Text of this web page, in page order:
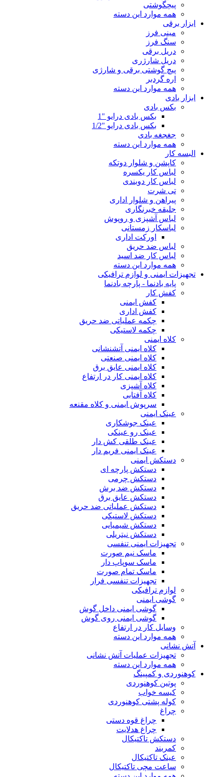
پیچگوشتی
همه موارد این دسته
ابزار برقی
مینی فرز
سنگ فرز
دریل برقی
دریل شارژری
پیچ گوشتی برقی و شارژی
اره گردبر
همه موارد این دسته
ابزار بادی
بکس بادی
بکس بادی درایو "1
بکس بادی درایو "1/2
جغجغه بادی
همه موارد این دسته
البسه کار
کاپشن و شلوار دوتکه
لباس کار یکسره
لباس کار دوبندی
تی شرت
پیراهن و شلوار اداری
جلیقه خبرنگاری
لباس آشپزی و روپوش
لباسکار زمستانی
اورکت اداری
لباس ضد حریق
لباس کار ضد اسید
همه موارد این دسته
تجهیزات ایمنی و لوازم ترافیکی
پایه بادنما - پارچه بادنما
کفش کار
کفش ایمنی
کفش اداری
چکمه عملیاتی ضد حریق
چکمه لاستیکی
کلاه ایمنی
کلاه ایمنی آتشنشانی
کلاه ایمنی صنعتی
کلاه ایمنی عایق برق
کلاه ایمنی کار در ارتفاع
کلاه آشپزی
کلاه آفتابی
سرپوش ایمنی و کلاه مقنعه
عینک ایمنی
عینک جوشکاری
عینک رو عینکی
عینک طلقی کش دار
عینک ایمنی فریم دار
دستکش ایمنی
دستکش پارچه ای
دستکش چرمی
دستکش ضد برش
دستکش عایق برق
دستکش عملیاتی ضد حریق
دستکش لاستیکی
دستکش شیمیایی
دستکش نیتریلی
تجهیزات ایمنی تنفسی
ماسک نیم صورت
ماسک سوپاپ دار
ماسک تمام صورت
تجهیزات تنفسی فرار
لوازم ترافیکی
گوشی ایمنی
گوشی ایمنی داخل گوش
گوشی ایمنی روی گوش
وسایل کار در ارتفاع
همه موارد این دسته
آتش نشانی
تجهیزات عملیات آتش نشانی
همه موارد این دسته
کوهنوردی و کمپینگ
پوتین کوهنوردی
کیسه خواب
کوله پشتی کوهنوردی
چراغ
چراغ قوه دستی
چراغ هدلایت
دستکش تاکتیکال
کمربند
عینک تاکتیکال
ساعت مچی تاکتیکال